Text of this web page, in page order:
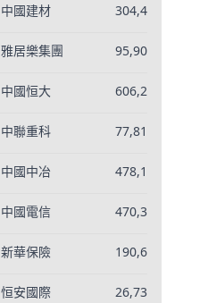
中國建材 304,466
雅居樂集團 95,901
中國恒大 606,212
中聯重科 77,812
中國中冶 478,177
中國電信 470,345
新華保險 190,685
恒安國際 26,739